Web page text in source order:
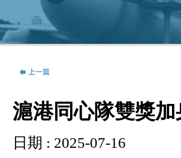
滬港同心隊雙獎
日期 : 2025-07-16